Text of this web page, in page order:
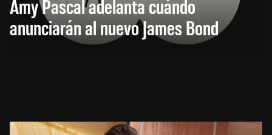
Amy Pascal adelanta cuándo
anunciarán al nuevo James Bond